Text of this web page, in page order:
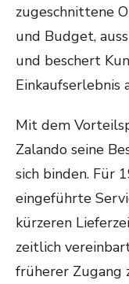
zugeschnittene
und Budget,
und beschert
Einkaufserlebnis
Mit dem
Zalando seine
sich binden. Für
eingeführte
kürzeren
zeitlich
früherer Zugang